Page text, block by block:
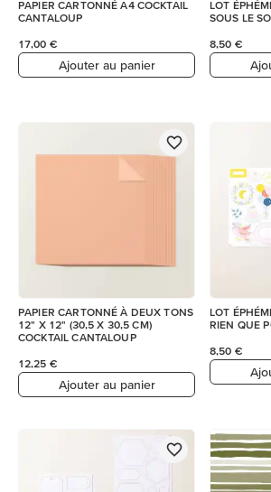
PAPIER CARTONNÉ A4 COCKTAIL
CANTALOUP
17,00 €
Ajouter au panier
LOT
SOUS LE
8,50 €
PAPIER CARTONNÉ À DEUX TONS
12" X 12" (30,5 X 30,5 CM)
COCKTAIL CANTALOUP
12,25 €
Ajouter au panier
LOT
RIEN QUE
8,50 €